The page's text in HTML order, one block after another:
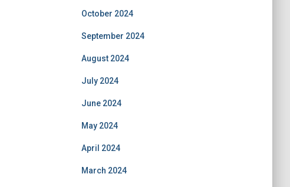
October 2024
September 2024
August 2024
July 2024
June 2024
May 2024
April 2024
March 2024